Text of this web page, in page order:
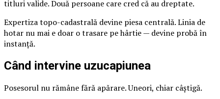
titluri valide. Două persoane care cred că au dreptate.
Expertiza topo-cadastrală devine piesa centrală. Linia de
hotar nu mai e doar o trasare pe hârtie — devine probă în
instanță.
Când intervine uzucapiunea
Posesorul nu rămâne fără apărare. Uneori, chiar câștigă.